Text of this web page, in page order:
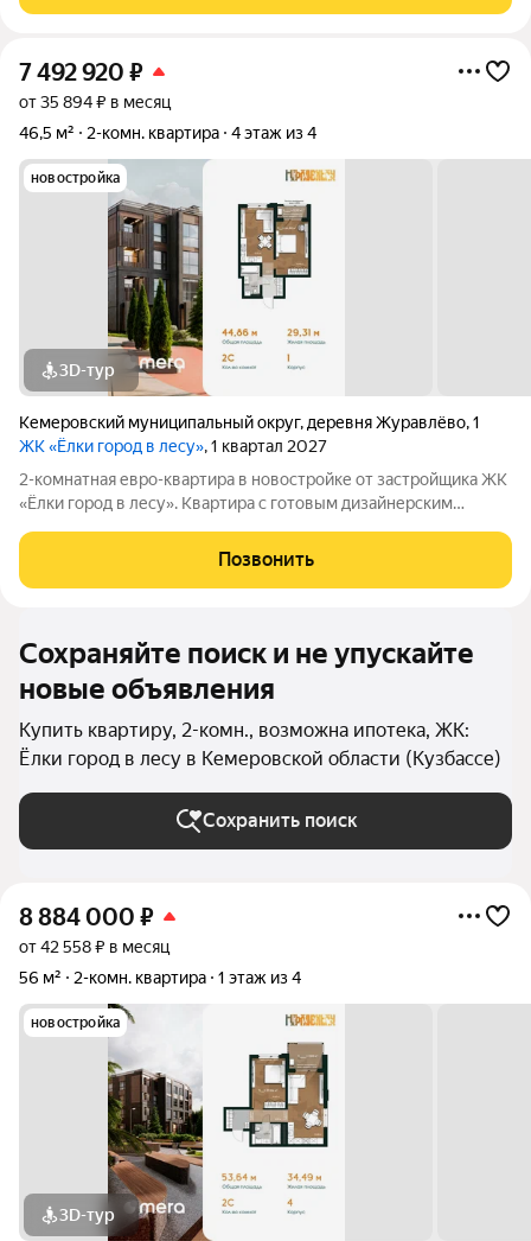
7 492 920 ₽
от 35 894 ₽ в месяц
46,5 м²
2-комн. квартира 4 этаж из 4
новостройка
3D-тур
Кемеровский муниципальный округ, деревня Журавлёво,1
ЖК «Ёлки город в лесу», 1 квартал 2027
2-комнатная евро-квартира в новостройке от застройщика ЖК
«Ёлки город в лесу». Квартира с готовым дизайнерским
санузлом. Формат «заезжай и живи» без ремонта, шума и
дополнительных затрат.
Позвонить
Сохраняйте поиск и не упускайте
новые объявления
Купить квартиру, 2-комн., возможна ипотека, ЖК:
Ёлки город в лесу в Кемеровской области (Кузбассе)
Сохранить поиск
8 884 000 ₽
от 42 558 ₽ в месяц
56 м²
2-комн. квартира 1 этаж из 4
новостройка
3D-тур